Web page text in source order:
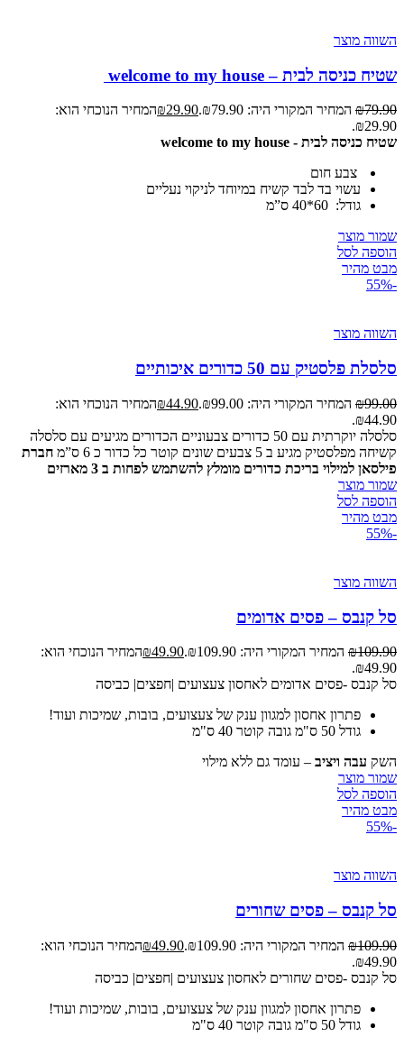
השווה מוצר
שטיח כניסה לבית – welcome to my house
₪79.90 המחיר המקורי היה: ₪79.90. ₪29.90
המחיר הנוכחי הוא:
₪29.90.
שטיח כניסה לבית - welcome to my house
צבע חום
עשוי בד לבד קשיח במיוחד לניקוי נעליים
גודל: 60*40 ס”מ
שמור מוצר
הוספה לסל
מבט מהיר
-55%
השווה מוצר
סלסלת פלסטיק עם 50 כדורים איכותיים
₪99.00 המחיר המקורי היה: ₪99.00. ₪44.90
המחיר הנוכחי הוא:
₪44.90.
סלסלה יוקרתית עם 50 כדורים צבעוניים הכדורים מגיעים עם סלסלה
קשיחה מפלסטיק מגיע ב 5 צבעים שונים קוטר כל כדור כ 6 ס”מ
חברת
פילסאן למילוי בריכת כדורים מומלץ להשתמש לפחות ב 3 מארזים
שמור מוצר
הוספה לסל
מבט מהיר
-55%
השווה מוצר
סל קנבס – פסים אדומים
₪109.90 המחיר המקורי היה: ₪109.90. ₪49.90
המחיר הנוכחי הוא:
₪49.90.
סל קנבס -פסים אדומים לאחסון צעצועים |חפצים| כביסה
פתרון אחסון למגוון ענק של צעצועים, בובות, שמיכות ועוד!
גודל 50 ס"מ גובה קוטר 40 ס"מ
השק עבה ויציב – עומד גם ללא מילוי
שמור מוצר
הוספה לסל
מבט מהיר
-55%
השווה מוצר
סל קנבס – פסים שחורים
₪109.90 המחיר המקורי היה: ₪109.90. ₪49.90
המחיר הנוכחי הוא:
₪49.90.
סל קנבס -פסים שחורים לאחסון צעצועים |חפצים| כביסה
פתרון אחסון למגוון ענק של צעצועים, בובות, שמיכות ועוד!
גודל 50 ס"מ גובה קוטר 40 ס"מ